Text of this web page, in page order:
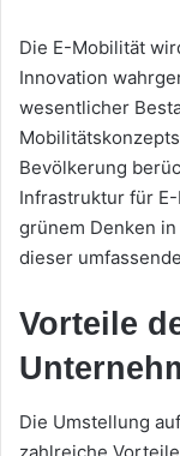
Die E-Mobilität
Innovation
wesentlicher
Bevölkerung
Infrastruktur für
grünem Denken
dieser
Vorteile
Die Umstellung